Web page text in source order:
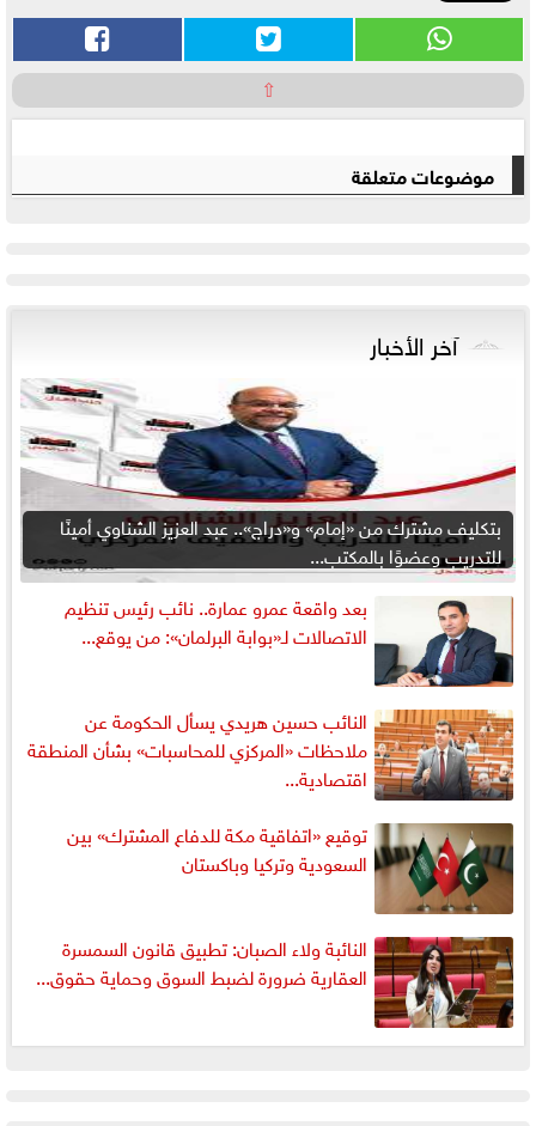
⇧
موضوعات متعلقة
آخر الأخبار
بتكليف مشترك من «إمام» و«دراج».. عبد العزيز الشناوي أمينًا
للتدريب وعضوًا بالمكتب...
بعد واقعة عمرو عمارة.. نائب رئيس تنظيم
الاتصالات لـ«بوابة البرلمان»: من يوقع...
النائب حسين هريدي يسأل الحكومة عن
ملاحظات «المركزي للمحاسبات» بشأن المنطقة
اقتصادية...
توقيع «اتفاقية مكة للدفاع المشترك» بين
السعودية وتركيا وباكستان
النائبة ولاء الصبان: تطبيق قانون السمسرة
العقارية ضرورة لضبط السوق وحماية حقوق...